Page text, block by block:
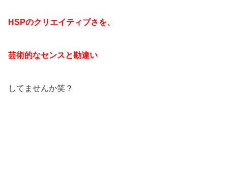
HSPのクリエイティブさを、
芸術的なセンスと勘違い
してませんか笑？